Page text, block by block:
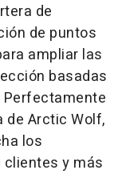
de
de puntos
ampliar las
basadas
de Arctic Wolf,
los
y más